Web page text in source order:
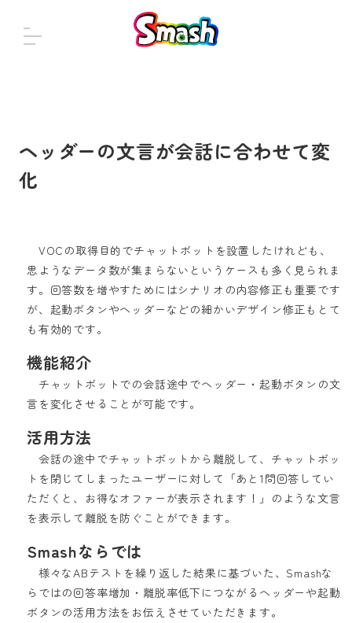
ヘッダーの文言が会話に合わせて変
化
VOCの取得目的でチャットボットを設置したけれども、
思ようなデータ数が集まらないというケースも多く見られま
す。回答数を増やすためにはシナリオの内容修正も重要です
が、起動ボタンやヘッダーなどの細かいデザイン修正もとて
も有効的です。
機能紹介
チャットボットでの会話途中でヘッダー・起動ボタンの文
言を変化させることが可能です。
活用方法
会話の途中でチャットボットから離脱して、チャットボッ
トを閉じてしまったユーザーに対して「あと1問回答してい
ただくと、お得なオファーが表示されます！」のような文言
を表示して離脱を防ぐことができます。
Smashならでは
様々なABテストを繰り返した結果に基づいた、Smashな
らではの回答率増加・離脱率低下につながるヘッダーや起動
ボタンの活用方法をお伝えさせていただきます。